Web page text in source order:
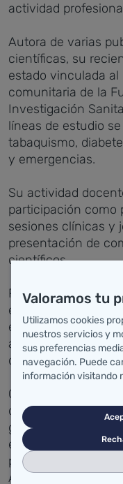
actividad
Autora de varias
científicas, su
estado vinculada
comunitaria de la
Investigación
líneas de estudio
tabaquismo,
y emergencias.
Su actividad
participación como
sesiones clínicas y
presentación de
científicos.
Por su parte,
especialista
experto
administración
de empresa.
Cuenta con una
de gestión,
gerente en el
el que ha
profesional, y en el
Actualmente
Valoramos tu
Utilizamos cookies
nuestros servicios y
sus preferencias
navegación. Puede
información visitando